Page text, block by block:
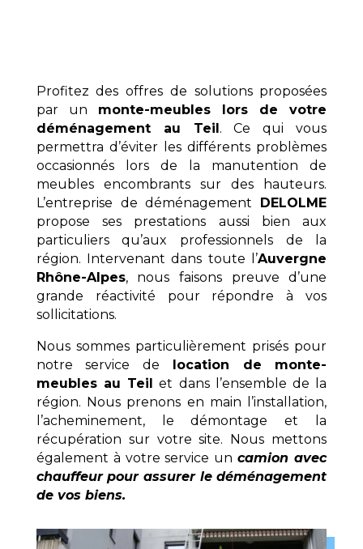
Profitez des offres de solutions proposées
par un monte-meubles lors de votre
déménagement au Teil. Ce qui vous
permettra d’éviter les différents problèmes
occasionnés lors de la manutention de
meubles encombrants sur des hauteurs.
L’entreprise de déménagement DELOLME
propose ses prestations aussi bien aux
particuliers qu’aux professionnels de la
région. Intervenant dans toute l’Auvergne
Rhône-Alpes, nous faisons preuve d’une
grande réactivité pour répondre à vos
sollicitations.
Nous sommes particulièrement prisés pour
notre service de location de monte-
meubles au Teil et dans l’ensemble de la
région. Nous prenons en main l’installation,
l’acheminement, le démontage et la
récupération sur votre site. Nous mettons
également à votre service uncamion avec
chauffeur pour assurer le déménagement
de vos biens.